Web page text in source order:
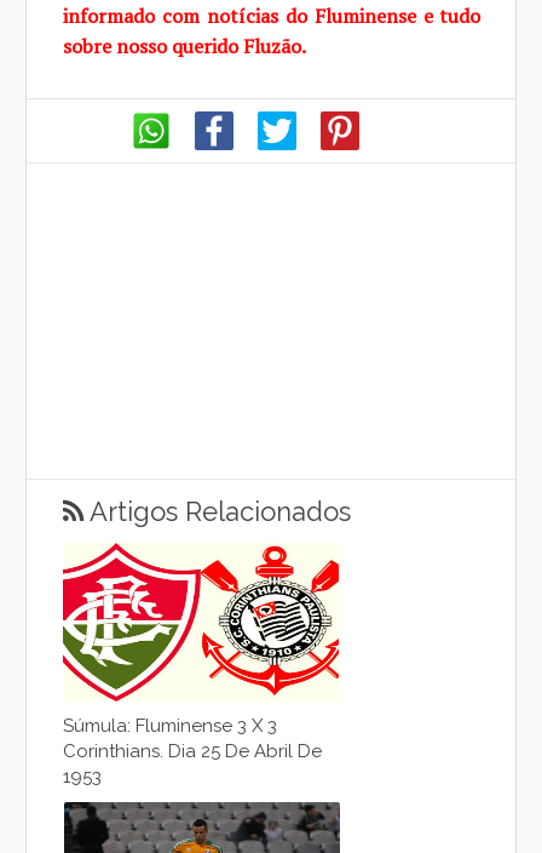
informado com notícias do Fluminense e tudo
sobre nosso querido Fluzão.
Artigos Relacionados
Súmula: Fluminense 3 X 3
Corinthians. Dia 25 De Abril De
1953